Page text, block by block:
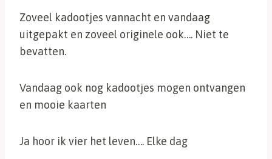
Zoveel kadootjes vannacht en vandaag
uitgepakt en zoveel originele ook…. Niet te
bevatten.
Vandaag ook nog kadootjes mogen ontvangen
en mooie kaarten
Ja hoor ik vier het leven…. Elke dag